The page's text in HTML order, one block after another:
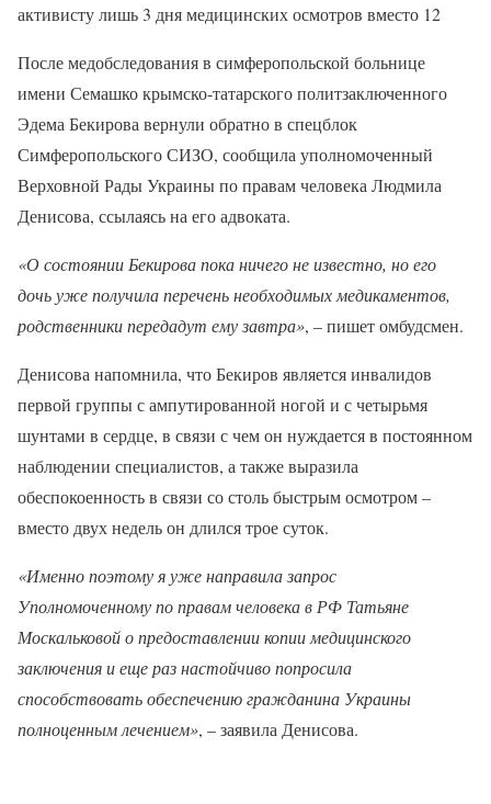
активисту лишь 3 дня медицинских осмотров вместо 12
После медобследования в симферопольской больнице
имени Семашко крымско-татарского политзаключенного
Эдема Бекирова вернули обратно в спецблок
Симферопольского СИЗО, сообщила уполномоченный
Верховной Рады Украины по правам человека Людмила
Денисова, ссылаясь на его адвоката.
«О состоянии Бекирова пока ничего не известно, но его
дочь уже получила перечень необходимых медикаментов,
родственники передадут ему завтра», – пишет омбудсмен.
Денисова напомнила, что Бекиров является инвалидов
первой группы с ампутированной ногой и с четырьмя
шунтами в сердце, в связи с чем он нуждается в постоянном
наблюдении специалистов, а также выразила
обеспокоенность в связи со столь быстрым осмотром –
вместо двух недель он длился трое суток.
«Именно поэтому я уже направила запрос
Уполномоченному по правам человека в РФ Татьяне
Москальковой о предоставлении копии медицинского
заключения и еще раз настойчиво попросила
способствовать обеспечению гражданина Украины
полноценным лечением», – заявила Денисова.